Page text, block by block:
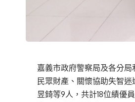
嘉義市政府警察局及各分局
民眾財產、關懷協助失智
昱錡等9人，共計18位績優